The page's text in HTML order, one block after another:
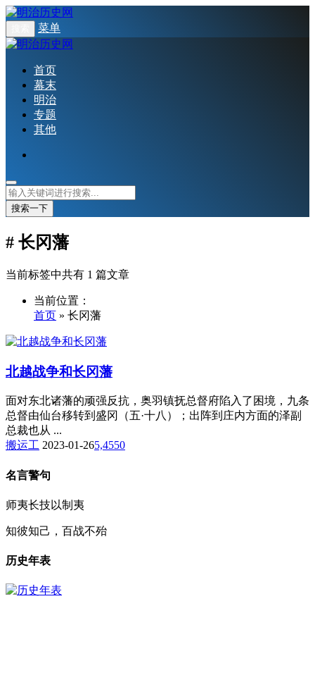
菜单
首页
幕末
明治
专题
其他
搜索一下
# 长冈藩
当前标签中共有 1 篇文章
当前位置：
首页 » 长冈藩
北越战争和长冈藩
面对东北诸藩的顽强反抗，奥羽镇抚总督府陷入了困境，九条
总督由仙台移转到盛冈（五·十八）；出阵到庄内方面的泽副
总裁也从 ...
搬运工 2023-01-265,4550
名言警句
师夷长技以制夷
知彼知己，百战不殆
历史年表